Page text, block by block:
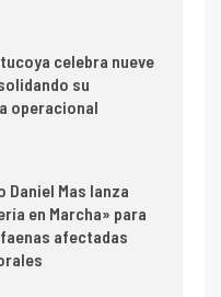
impacta el
regional: Banco
resultados
de
del cobre
por escasez
celebra nueve
su
operacional
Daniel Mas lanza
en Marcha» para
afectadas